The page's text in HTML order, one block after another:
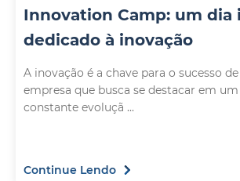
Innovation Camp: um dia
dedicado à inovação
A inovação é a chave para o sucesso
empresa que busca se destacar em
constante evoluçã ...
Continue Lendo